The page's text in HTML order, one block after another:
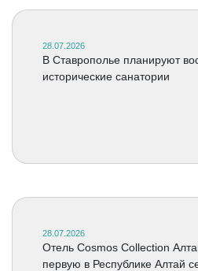
28.07.2026
В Ставрополье планируют
исторические санатории
28.07.2026
Отель Cosmos Collection
первую в Республике Алтай